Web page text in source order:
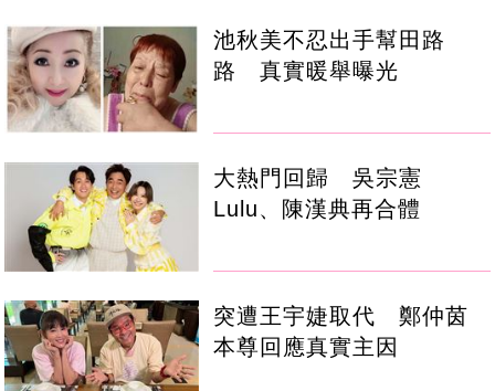
池秋美不忍出手幫田路
路 真實暖舉曝光
大熱門回歸 吳宗憲
Lulu、陳漢典再合體
突遭王宇婕取代 鄭仲茵
本尊回應真實主因